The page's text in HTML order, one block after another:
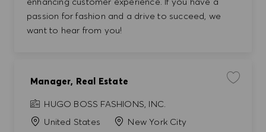
DENEGAR TODO
passion for fashion and a drive to succeed, we
want to hear from you!
Manager, Real Estate
HUGO BOSS FASHIONS, INC.
United States
New York City
Guardar